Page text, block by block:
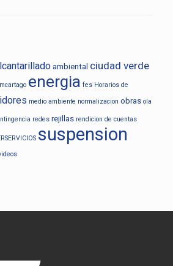
ambiental ciudad verde
energia fes Horarios de
medio ambiente normalizacion obras ola
redes rejillas rendicion de cuentas
suspension